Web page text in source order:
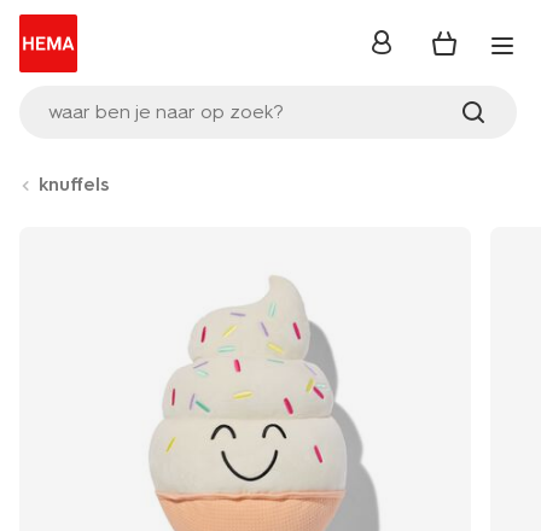
waar ben je naar op zoek?
inloggen
knuffels